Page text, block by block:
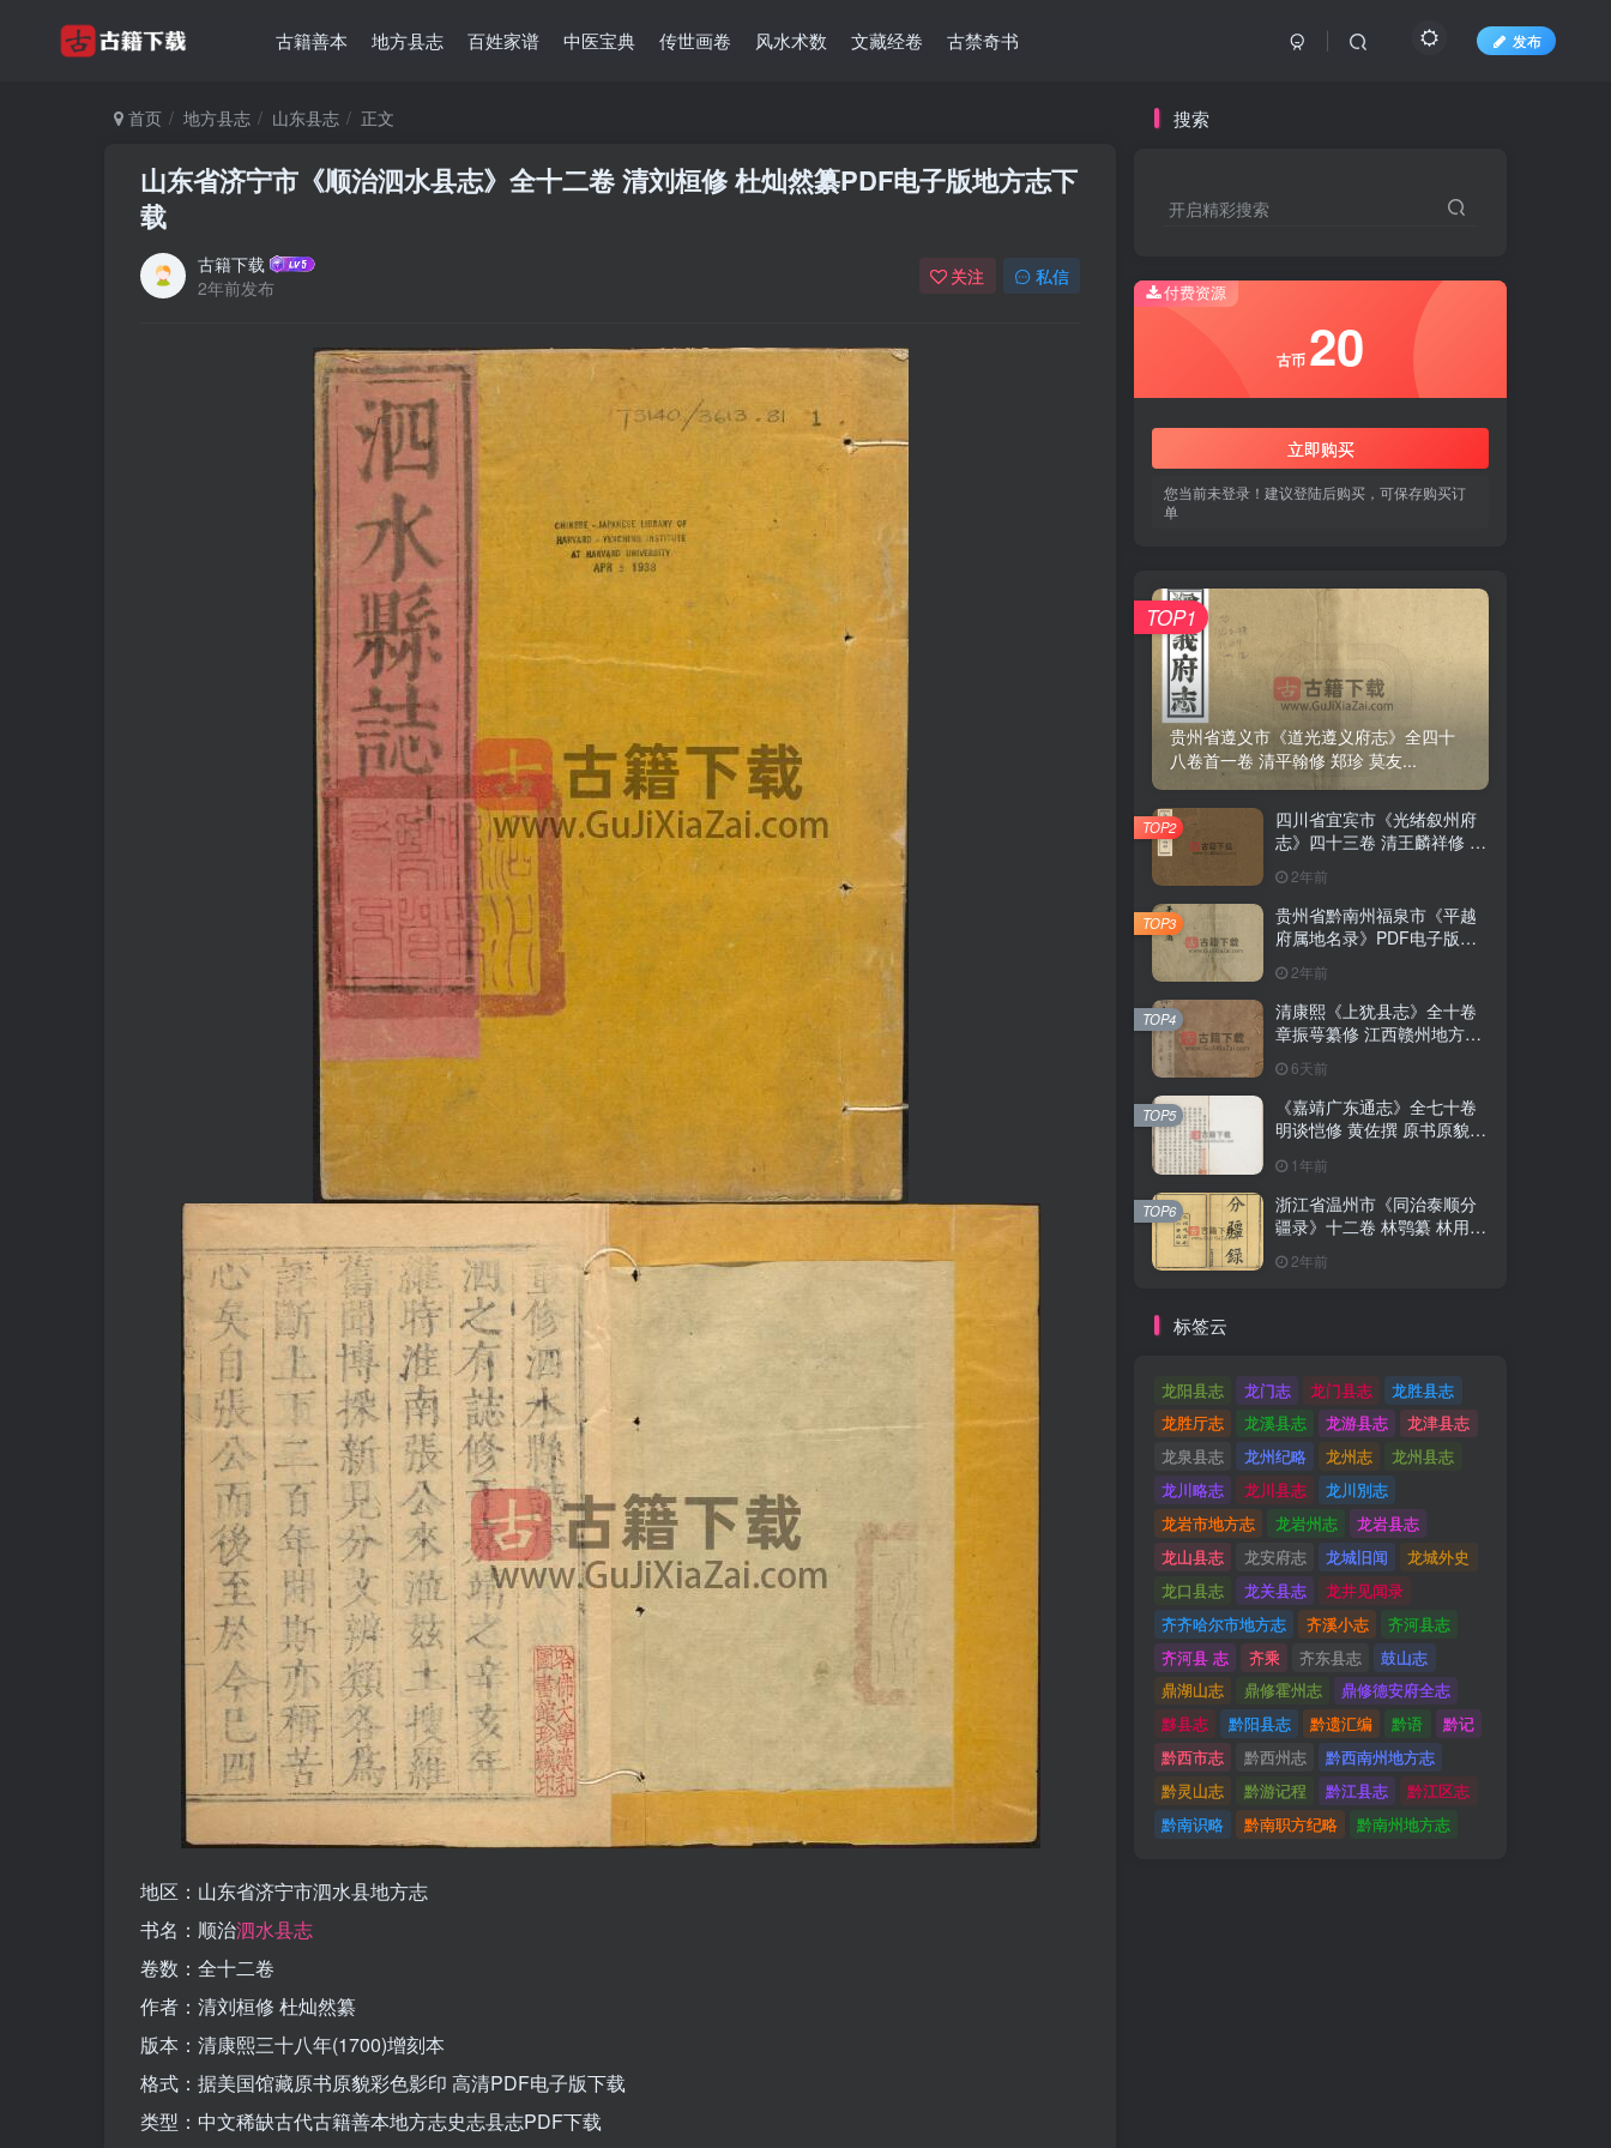
古籍善本 地方县志 百姓家谱 中医宝典 传世画卷 风水术数 文藏经卷 古禁奇书 发布
首页 地方县志 山东县志 正文
山东省济宁市《顺治泗水县志》全十二卷 清刘桓修 杜灿然纂PDF电子版地方志下
载
古籍下载
2年前发布
关注 私信
地区：山东省济宁市泗水县地方志
书名：顺治泗水县志
卷数：全十二卷
作者：清刘桓修 杜灿然纂
版本：清康熙三十八年(1700)增刻本
格式：据美国馆藏原书原貌彩色影印 高清PDF电子版下载
类型：中文稀缺古代古籍善本地方志史志县志PDF下载
搜索
开启精彩搜索
付费资源
古币 20
立即购买
您当前未登录！建议登陆后购买，可保存购买订
单
贵州省遵义市《道光遵义府志》全四十
八卷首一卷 清平翰修 郑珍 莫友...
TOP1
四川省宜宾市《光绪叙州府
志》四十三卷 清王麟祥修 邱
晋成纂PDF电子版地方志下
载2年前
TOP2
贵州省黔南州福泉市《平越
府属地名录》PDF电子版地
方志下载
2年前
TOP3
清康熙《上犹县志》全十卷
章振萼纂修 江西赣州地方志
6天前
TOP4
《嘉靖广东通志》全七十卷
明谈恺修 黄佐撰 原书原貌高
1年前
TOP5
浙江省温州市《同治泰顺分
疆录》十二卷 林鹗纂 林用霖
2年前
TOP6
标签云
龙阳县志 龙门志 龙门县志
龙胜县志
龙胜厅志
龙溪县志 龙游县志
龙津县志
龙泉县志
龙州纪略 龙州志
龙州县志
龙川略志
龙川县志
龙川別志
龙岩市地方志
龙岩州志
龙岩县志
龙山县志
龙安府志 龙城旧闻
龙城外史
龙口县志
龙关县志
龙井见闻录
齐齐哈尔市地方志
齐溪小志
齐河县志
齐河县 志
齐乘 齐东县志
鼓山志
鼎湖山志
鼎修霍州志
鼎修德安府全志
黟县志
黔阳县志 黔遗汇编 黔语
黔记
黔西市志
黔西州志
黔西南州地方志
黔灵山志
黔游记程 黔江县志
黔江区志
黔南识略
黔南职方纪略 黔南州地方志
开启精彩搜索
古币 20
立即购买
您当前未登录！建议登陆后购买，可保存购买订
单
贵州省遵义市《道光遵义府志》全四十
八卷首一卷 清平翰修 郑珍 莫友...
TOP1
四川省宜宾市《光绪叙州府
志》四十三卷 清王麟祥修 邱
晋成纂PDF电子版地方志下
载2年前
TOP2
贵州省黔南州福泉市《平越
府属地名录》PDF电子版地
方志下载
2年前
TOP3
清康熙《上犹县志》全十卷
章振萼纂修 江西赣州地方志
6天前
TOP4
《嘉靖广东通志》全七十卷
明谈恺修 黄佐撰 原书原貌高
1年前
TOP5
浙江省温州市《同治泰顺分
疆录》十二卷 林鹗纂 林用霖
2年前
TOP6